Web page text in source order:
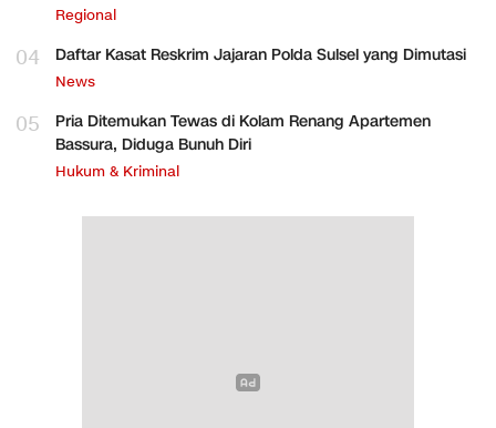
Regional
04 Daftar Kasat Reskrim Jajaran Polda Sulsel yang Dimutasi
News
05
Pria Ditemukan Tewas di Kolam Renang Apartemen
Bassura, Diduga Bunuh Diri
Hukum & Kriminal